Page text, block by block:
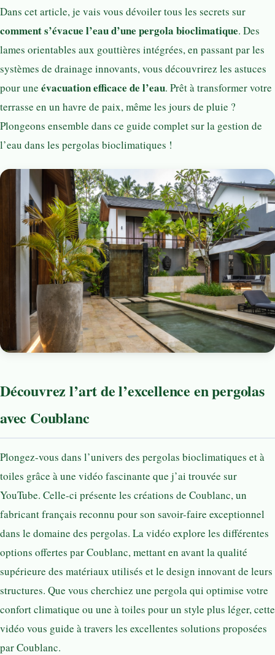
Dans cet article, je vais vous dévoiler tous les secrets sur
comment s’évacue l’eau d’une pergola bioclimatique. Des
lames orientables aux gouttières intégrées, en passant par les
systèmes de drainage innovants, vous découvrirez les astuces
pour une évacuation efficace de l’eau. Prêt à transformer votre
terrasse en un havre de paix, même les jours de pluie ?
Plongeons ensemble dans ce guide complet sur la gestion de
l’eau dans les pergolas bioclimatiques !
Découvrez l’art de l’excellence en pergolas
avec Coublanc
Plongez-vous dans l’univers des pergolas bioclimatiques et à
toiles grâce à une vidéo fascinante que j’ai trouvée sur
YouTube. Celle-ci présente les créations de Coublanc, un
fabricant français reconnu pour son savoir-faire exceptionnel
dans le domaine des pergolas. La vidéo explore les différentes
options offertes par Coublanc, mettant en avant la qualité
supérieure des matériaux utilisés et le design innovant de leurs
structures. Que vous cherchiez une pergola qui optimise votre
confort climatique ou une à toiles pour un style plus léger, cette
vidéo vous guide à travers les excellentes solutions proposées
par Coublanc.